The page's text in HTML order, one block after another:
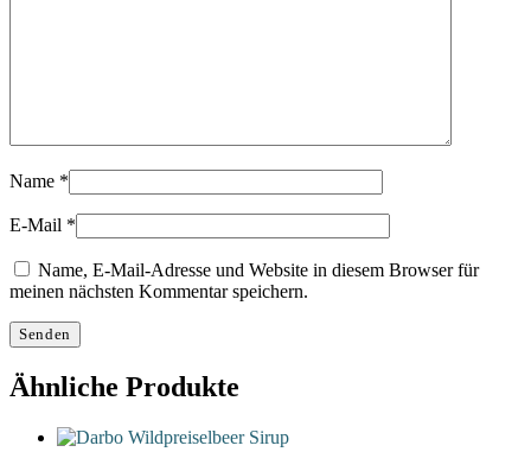
Name *
E-Mail *
Name, E-Mail-Adresse und Website in diesem Browser für
meinen nächsten Kommentar speichern.
Ähnliche Produkte